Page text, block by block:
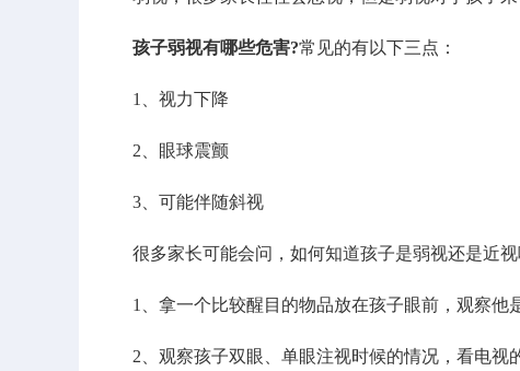
孩子弱视有哪些危害?常见的有以下三点：
1、视力下降
2、眼球震颤
3、可能伴随斜视
很多家长可能会问，如何知道孩子是弱视还是近视
1、拿一个比较醒目的物品放在孩子眼前，观察他
2、观察孩子双眼、单眼注视时候的情况，看电视